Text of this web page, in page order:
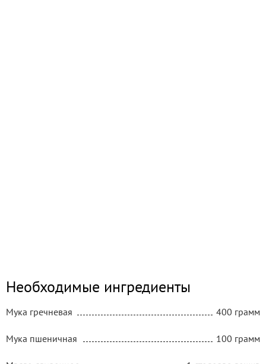
Необходимые ингредиенты
Мука гречневая 400 грамм
Мука пшеничная 100 грамм